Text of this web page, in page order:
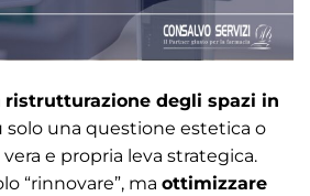
ristrutturazione degli spazi in
solo una questione estetica o
e propria leva strategica.
“rinnovare”, ma ottimizzare